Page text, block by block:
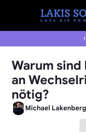
Warum sind
an
nötig?
Michael Lakenberg